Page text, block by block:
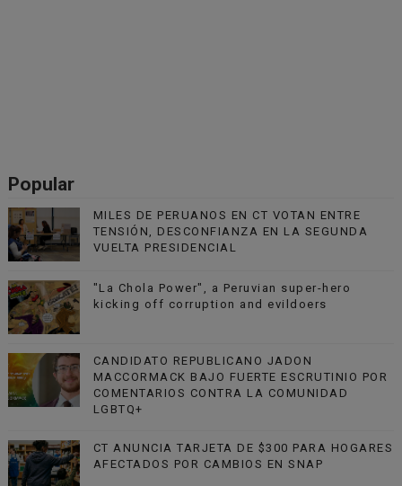
Popular
MILES DE PERUANOS EN CT VOTAN ENTRE
TENSIÓN, DESCONFIANZA EN LA SEGUNDA
VUELTA PRESIDENCIAL
"La Chola Power", a Peruvian super-hero
kicking off corruption and evildoers
CANDIDATO REPUBLICANO JADON
MACCORMACK BAJO FUERTE ESCRUTINIO POR
COMENTARIOS CONTRA LA COMUNIDAD
LGBTQ+
CT ANUNCIA TARJETA DE $300 PARA HOGARES
AFECTADOS POR CAMBIOS EN SNAP